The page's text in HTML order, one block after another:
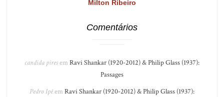
Milton Ribeiro
Comentários
candida piresem Ravi Shankar (1920-2012) & Philip Glass (1937):
Passages
Pedro Ipêem Ravi Shankar (1920-2012) & Philip Glass (1937):